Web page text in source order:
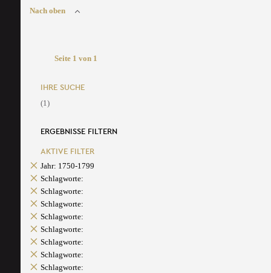
Nach oben
Seite 1 von 1
IHRE SUCHE
(1)
ERGEBNISSE FILTERN
AKTIVE FILTER
Jahr: 1750-1799
Schlagworte:
Schlagworte:
Schlagworte:
Schlagworte:
Schlagworte:
Schlagworte:
Schlagworte:
Schlagworte: